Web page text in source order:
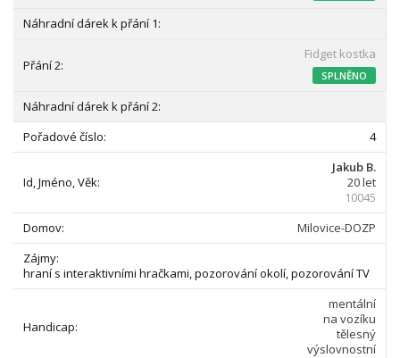
Fidget kostka
SPLNĚNO
4
Jakub B.
20 let
10045
Milovice-DOZP
hraní s interaktivními hračkami, pozorování okolí, pozorování TV
mentální
na vozíku
tělesný
výslovnostní